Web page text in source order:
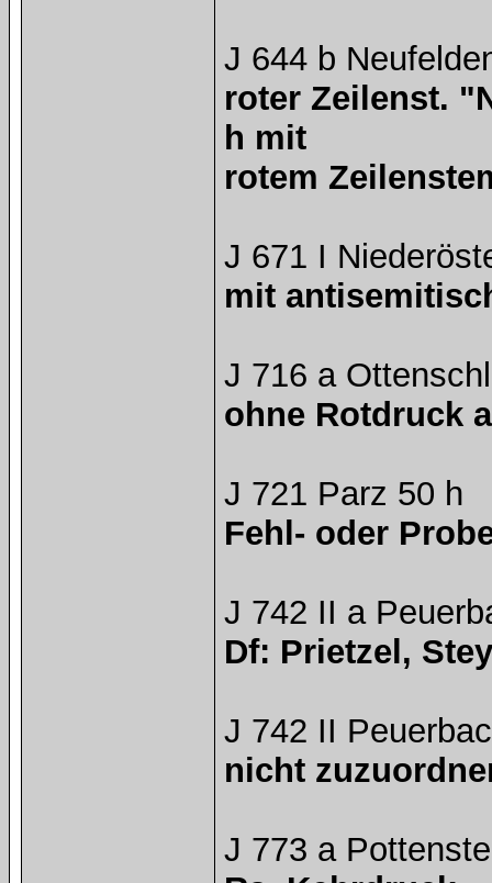
J 644 b
roter Zeilenst.
h mit
rotem
J 671 I
mit
J 716 a
ohne Rotdruck
J 721 Parz 50 h
Fehl- oder
J 742 II a
Df: Prietzel,
J 742 II
nicht
J 773 a